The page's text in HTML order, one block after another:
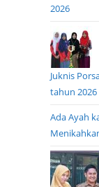
2026
Juknis
tahun 2026
Ada Ayah